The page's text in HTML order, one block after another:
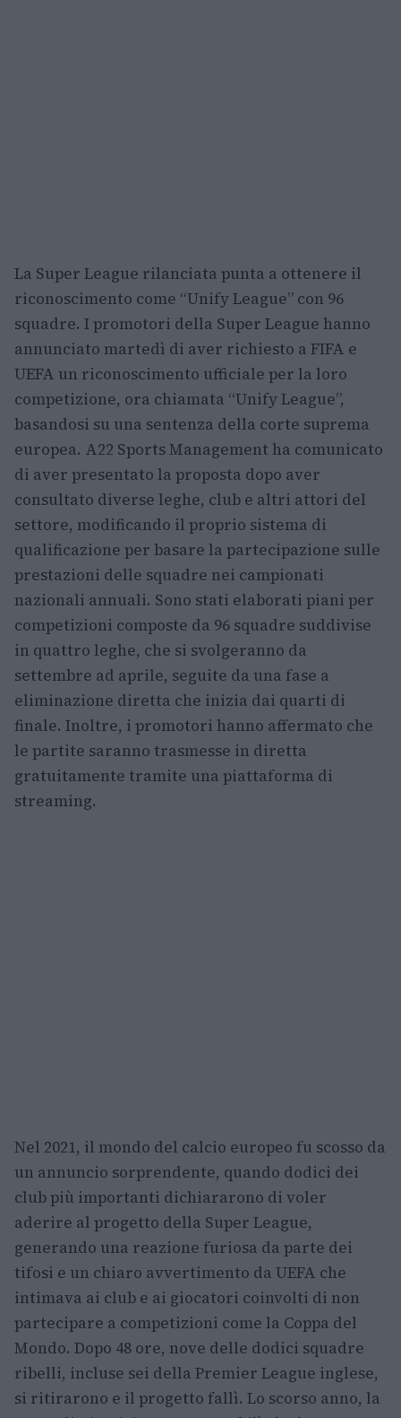
La Super League rilanciata punta a ottenere il
riconoscimento come “Unify League” con 96
squadre. I promotori della Super League hanno
annunciato martedì di aver richiesto a FIFA e
UEFA un riconoscimento ufficiale per la loro
competizione, ora chiamata “Unify League”,
basandosi su una sentenza della corte suprema
europea. A22 Sports Management ha comunicato
di aver presentato la proposta dopo aver
consultato diverse leghe, club e altri attori del
settore, modificando il proprio sistema di
qualificazione per basare la partecipazione sulle
prestazioni delle squadre nei campionati
nazionali annuali. Sono stati elaborati piani per
competizioni composte da 96 squadre suddivise
in quattro leghe, che si svolgeranno da
settembre ad aprile, seguite da una fase a
eliminazione diretta che inizia dai quarti di
finale. Inoltre, i promotori hanno affermato che
le partite saranno trasmesse in diretta
gratuitamente tramite una piattaforma di
streaming.
Nel 2021, il mondo del calcio europeo fu scosso da
un annuncio sorprendente, quando dodici dei
club più importanti dichiararono di voler
aderire al progetto della Super League,
generando una reazione furiosa da parte dei
tifosi e un chiaro avvertimento da UEFA che
intimava ai club e ai giocatori coinvolti di non
partecipare a competizioni come la Coppa del
Mondo. Dopo 48 ore, nove delle dodici squadre
ribelli, incluse sei della Premier League inglese,
si ritirarono e il progetto fallì. Lo scorso anno, la